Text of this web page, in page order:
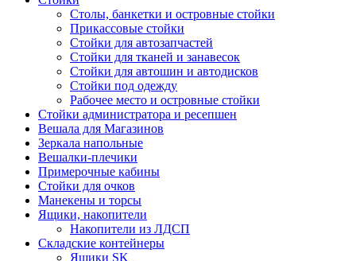
Столы, банкетки и островные стойки
Прикассовые стойки
Стойки для автозапчастей
Стойки для тканей и занавесок
Стойки для автошин и автодисков
Стойки под одежду
Рабочее место и островные стойки
Стойки администратора и ресепшен
Вешала для Магазинов
Зеркала напольные
Вешалки-плечики
Примерочные кабины
Стойки для очков
Манекены и торсы
Ящики, накопители
Накопители из ЛДСП
Складские контейнеры
Ящики SK